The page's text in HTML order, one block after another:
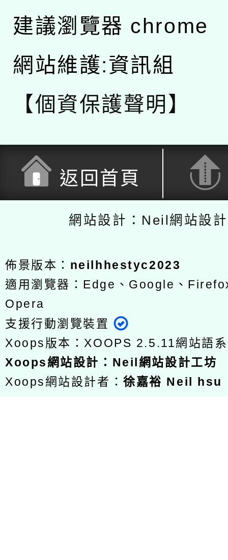
建議瀏覽器 chrome
網站維護:資訊組
【個資保護聲明】
返回首頁
網站設計：Neil網站設
佈景版本： neilhhestyc2023
適用瀏覽器：Edge、Google、
Opera
支援行動瀏覽裝置
Xoops版本： XOOPS 2.5.11網站語
Xoops網站設計 ： Neil網站設計工坊
Xoops網站設計者：徐嘉裕 Neil hsu